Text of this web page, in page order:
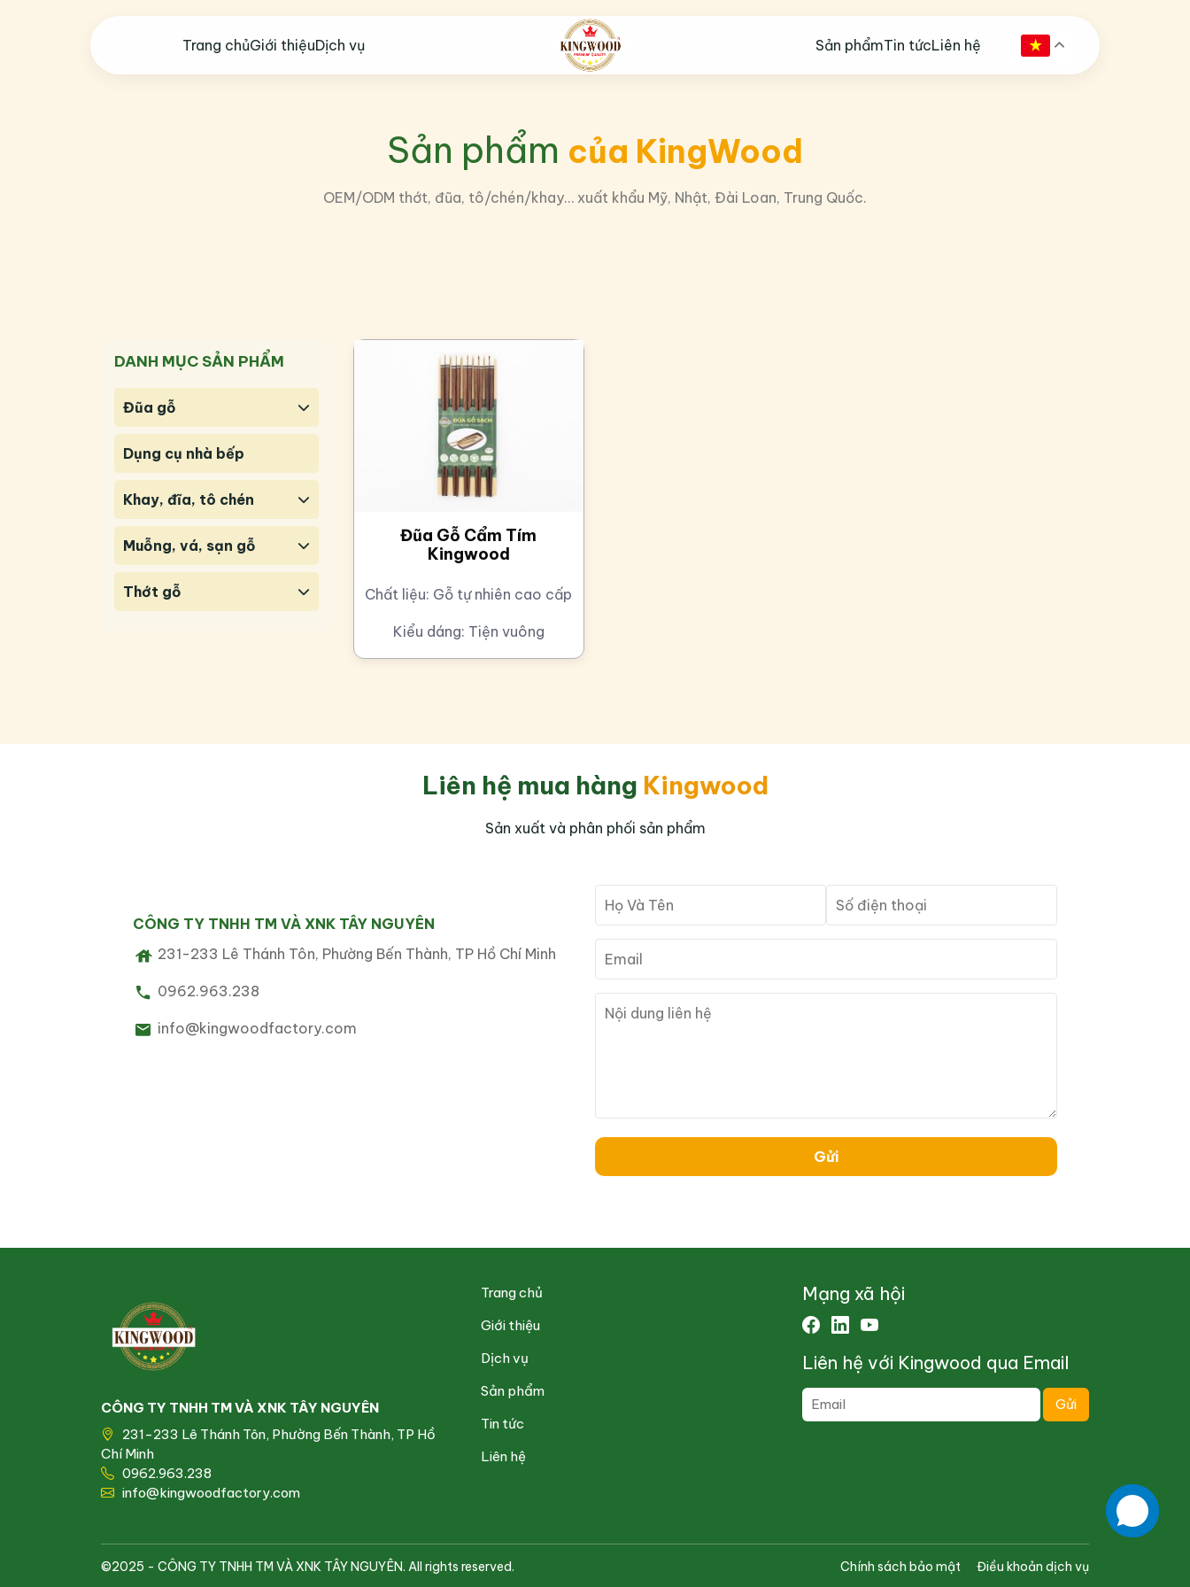
Trang chủGiới thiệuDịch vụ Sản phẩmTin tứcLiên hệ
Sản phẩm của KingWood
OEM/ODM thớt, đũa, tô/chén/khay… xuất khẩu Mỹ, Nhật, Đài Loan, Trung Quốc.
DANH MỤC SẢN PHẨM
Đũa gỗ
Dụng cụ nhà bếp
Khay, đĩa, tô chén
Muỗng, vá, sạn gỗ
Thớt gỗ
Đũa Gỗ Cẩm Tím
Kingwood
Chất liệu: Gỗ tự nhiên cao cấp
Kiểu dáng: Tiện vuông
Liên hệ mua hàng Kingwood
Sản xuất và phân phối sản phẩm
CÔNG TY TNHH TM VÀ XNK TÂY NGUYÊN
231-233 Lê Thánh Tôn, Phường Bến Thành, TP Hồ Chí Minh
0962.963.238
info@kingwoodfactory.com
CÔNG TY TNHH TM VÀ XNK TÂY NGUYÊN
231-233 Lê Thánh Tôn, Phường Bến Thành, TP Hồ
Chí Minh
0962.963.238
info@kingwoodfactory.com
Trang chủ
Giới thiệu
Dịch vụ
Sản phẩm
Tin tức
Liên hệ
Mạng xã hội
Liên hệ với Kingwood qua Email
©2025 - CÔNG TY TNHH TM VÀ XNK TÂY NGUYÊN. All rights reserved. Chính sách bảo mật Điều khoản dịch vụ